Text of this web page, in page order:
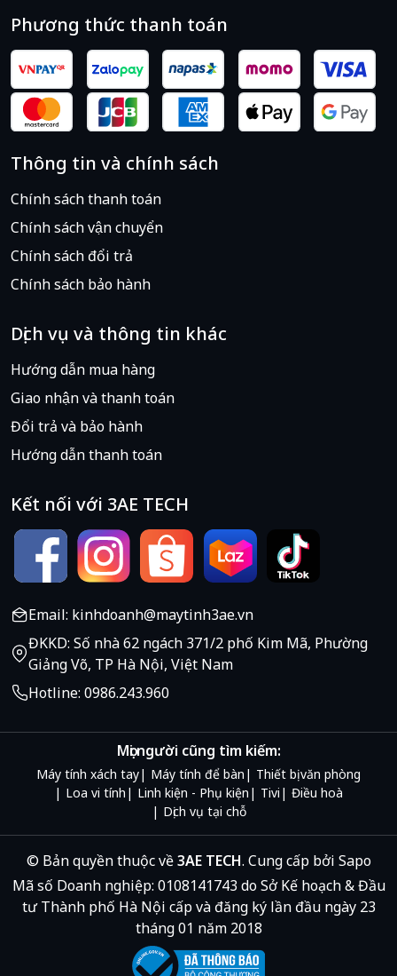
Phương thức thanh toán
Thông tin và chính sách
Chính sách thanh toán
Chính sách vận chuyển
Chính sách đổi trả
Chính sách bảo hành
Dịch vụ và thông tin khác
Hướng dẫn mua hàng
Giao nhận và thanh toán
Đổi trả và bảo hành
Hướng dẫn thanh toán
Kết nối với 3AE TECH
Email: kinhdoanh@maytinh3ae.vn
ĐKKD: Số nhà 62 ngách 371/2 phố Kim Mã, Phường
Giảng Võ, TP Hà Nội, Việt Nam
Hotline: 0986.243.960
Mọi người cũng tìm kiếm:
Máy tính xách tay Máy tính để bàn
Thiết bị văn phòng
Loa vi tính
Linh kiện - Phụ kiện Tivi
Điều hoà
Dịch vụ tại chỗ
© Bản quyền thuộc về3AE TECH. Cung cấp bởi Sapo
Mã số Doanh nghiệp: 0108141743 do Sở Kế hoạch & Đầu
tư Thành phố Hà Nội cấp và đăng ký lần đầu ngày 23
tháng 01 năm 2018